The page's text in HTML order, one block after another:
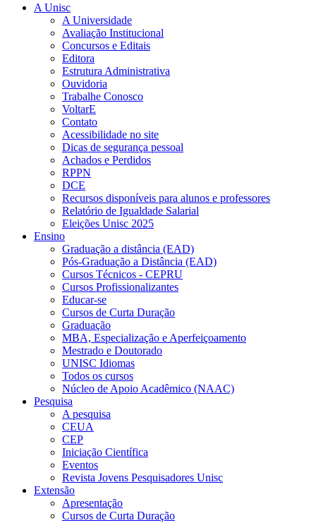
A Unisc
A Universidade
Avaliação Institucional
Concursos e Editais
Editora
Estrutura Administrativa
Ouvidoria
Trabalhe Conosco
VoltarE
Contato
Acessibilidade no site
Dicas de segurança pessoal
Achados e Perdidos
RPPN
DCE
Recursos disponíveis para alunos e professores
Relatório de Igualdade Salarial
Eleições Unisc 2025
Ensino
Graduação a distância (EAD)
Pós-Graduação a Distância (EAD)
Cursos Técnicos - CEPRU
Cursos Profissionalizantes
Educar-se
Cursos de Curta Duração
Graduação
MBA, Especialização e Aperfeiçoamento
Mestrado e Doutorado
UNISC Idiomas
Todos os cursos
Núcleo de Apoio Acadêmico (NAAC)
Pesquisa
A pesquisa
CEUA
CEP
Iniciação Científica
Eventos
Revista Jovens Pesquisadores Unisc
Extensão
Apresentação
Cursos de Curta Duração